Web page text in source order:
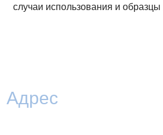
случаи использования и
Адрес